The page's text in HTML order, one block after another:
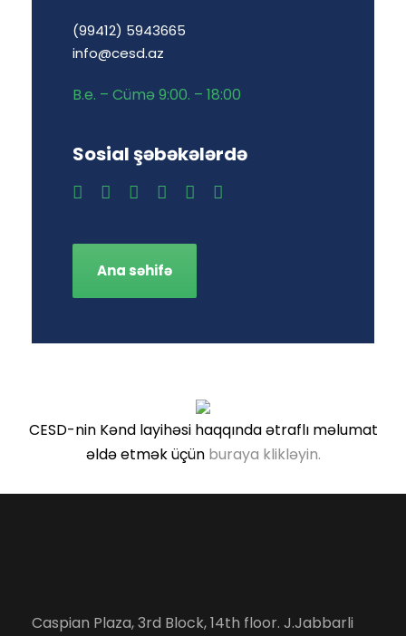
(99412) 5943665
info@cesd.az
B.e. – Cümə 9:00. – 18:00
Sosial şəbəkələrdə
Ana səhifə
CESD-nin Kənd layihəsi haqqında ətraflı məlumat
əldə etmək üçün buraya klikləyin.
Caspian Plaza, 3rd Block, 14th floor. J.Jabbarli